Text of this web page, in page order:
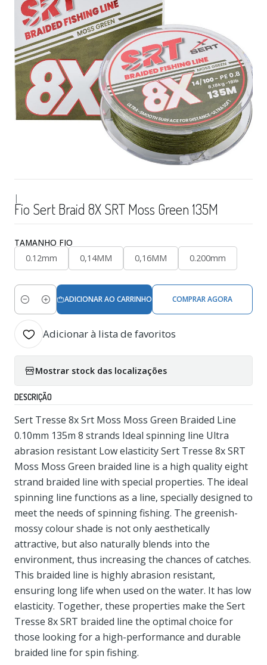
|
Fio Sert Braid 8X SRT Moss Green 135M
TAMANHO FIO
0.12mm
0,14MM 0,16MM 0.200mm
Quantidade
ADICIONAR AO CARRINHO COMPRAR AGORA
Adicionar à lista de favoritos
Mostrar stock das localizações
DESCRIÇÃO
Sert Tresse 8x Srt Moss Moss Green Braided Line
0.10mm 135m 8 strands Ideal spinning line Ultra
abrasion resistant Low elasticity Sert Tresse 8x SRT
Moss Moss Green braided line is a high quality eight
strand braided line with special properties. The ideal
spinning line functions as a line, specially designed to
meet the needs of spinning fishing. The greenish-
mossy colour shade is not only aesthetically
attractive, but also naturally blends into the
environment, thus increasing the chances of catches.
This braided line is highly abrasion resistant,
ensuring long life when used on the water. It has low
elasticity. Together, these properties make the Sert
Tresse 8x SRT braided line the optimal choice for
those looking for a high-performance and durable
braided line for spin fishing.